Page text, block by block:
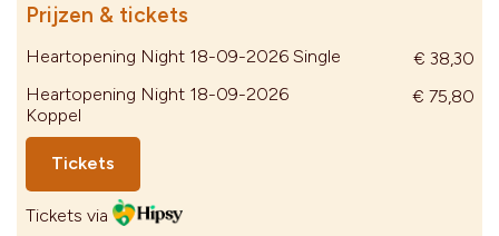
Prijzen & tickets
Heartopening Night 18-09-2026 Single
€ 38,30
Heartopening Night 18-09-2026
Koppel
€ 75,80
Tickets
Tickets via